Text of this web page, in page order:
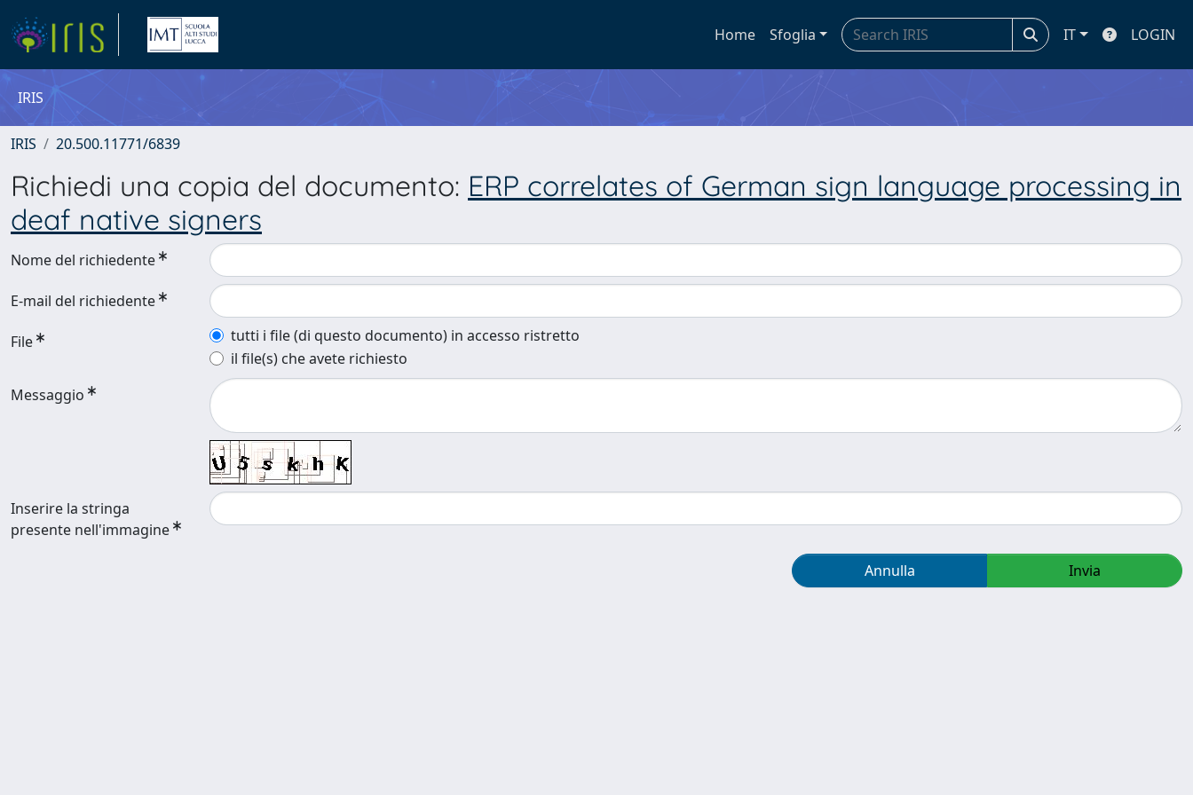
Home Sfoglia IT LOGIN
IRIS
IRIS 20.500.11771/6839
Richiedi una copia del documento: ERP correlates of German sign language processing in
deaf native signers
Nome del richiedente
E-mail del richiedente
File
tutti i file (di questo documento) in accesso ristretto
il file(s) che avete richiesto
Messaggio
Inserire la stringa
presente nell'immagine
Annulla Invia